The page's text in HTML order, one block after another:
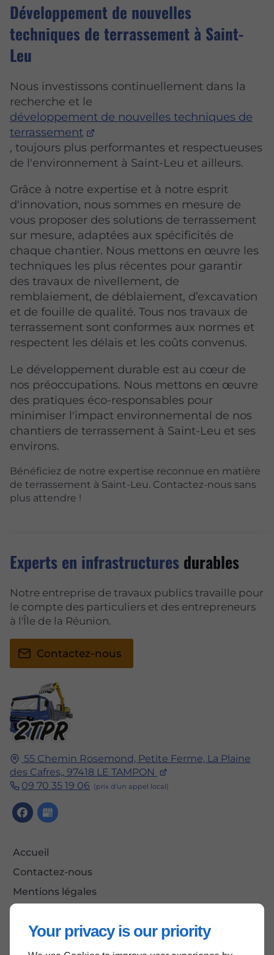
Your privacy is our priority
Développement de nouvelles
techniques de terrassement à Saint-
Leu
Nous investissons continuellement dans la
recherche et le
développement de nouvelles techniques de
terrassement
, toujours plus performantes et respectueuses
de l'environnement à Saint-Leu et ailleurs.
Grâce à notre expertise et à notre esprit
d'innovation, nous sommes en mesure de
vous proposer des solutions de terrassement
sur mesure, adaptées aux spécificités de
chaque chantier. Nous mettons en œuvre les
techniques les plus récentes pour garantir
des travaux de nivellement, de
remblaiement, de déblaiement, d’excavation
et de fouille de qualité. Tous nos travaux de
terrassement sont conformes aux normes et
respectent les délais et les coûts convenus.
Le développement durable est au cœur de
nos préoccupations. Nous mettons en œuvre
des pratiques éco-responsables pour
minimiser l'impact environnemental de nos
chantiers de terrassement à Saint-Leu et ses
environs.
Bénéficiez de notre expertise reconnue en matière
de terrassement à Saint-Leu. Contactez-nous sans
plus attendre !
55 Chemin Rosemond, Petite Ferme, La Plaine
des Cafres,, 97418 LE TAMPON
09 70 35 19 06
Accueil
Contactez-nous
Mentions légales
Experts en infrastructures durables
Notre entreprise de travaux publics travaille pour
le compte des particuliers et des entrepreneurs
à l'Île de la Réunion.
Contactez-nous